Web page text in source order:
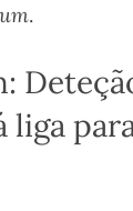
.
liga